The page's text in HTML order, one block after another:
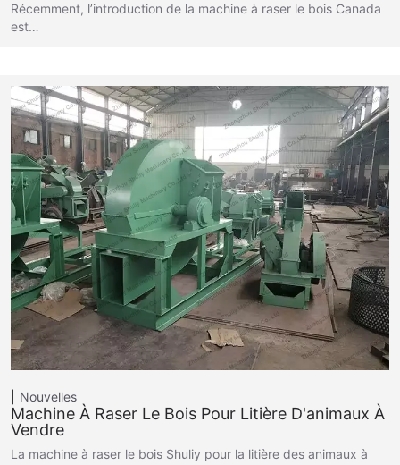
Récemment, l’introduction de la machine à raser le bois Canada
est…
Nouvelles
Machine À Raser Le Bois Pour Litière D'animaux À
Vendre
La machine à raser le bois Shuliy pour la litière des animaux à